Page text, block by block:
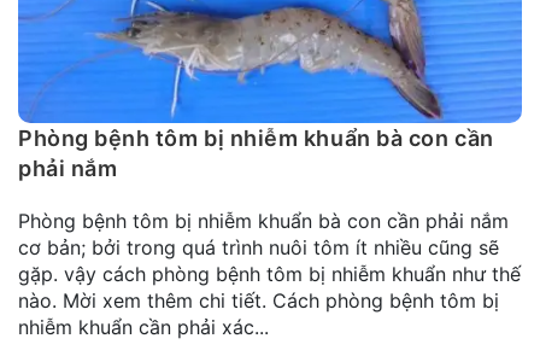
Quy
chia
sẻ
hệ
Phòng bệnh tôm bị nhiễm khuẩn bà con cần
phải nắm
Phòng bệnh tôm bị nhiễm khuẩn bà con cần phải nắm
cơ bản; bởi trong quá trình nuôi tôm ít nhiều cũng sẽ
gặp. vậy cách phòng bệnh tôm bị nhiễm khuẩn như thế
nào. Mời xem thêm chi tiết. Cách phòng bệnh tôm bị
nhiễm khuẩn cần phải xác...